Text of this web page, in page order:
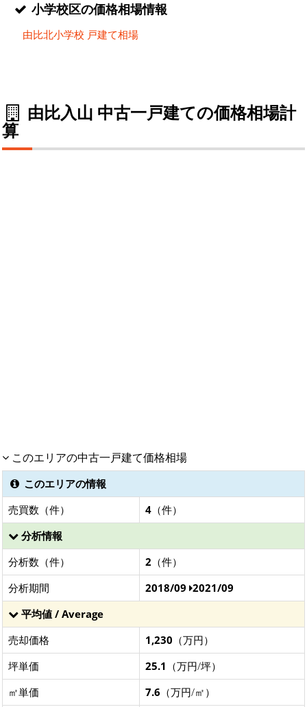
小学校区の価格相場情報
由比北小学校 戸建て相場
由比入山 中古一戸建ての価格相場計
算
このエリアの中古一戸建て価格相場
このエリアの情報
売買数（件）
4 （件）
分析情報
分析数（件）
2 （件）
分析期間
2018/09 2021/09
平均値 / Average
売却価格
1,230 （万円）
坪単価
25.1 （万円/坪）
㎡単価
7.6 （万円/㎡）